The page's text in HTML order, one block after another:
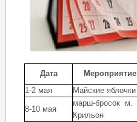
Дата Мероприятие
1-2 мая
Майские яблочки
8-10 мая
марш-бросок м.
Крильон